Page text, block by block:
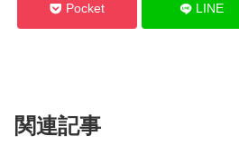
Pocket LINE
関連記事